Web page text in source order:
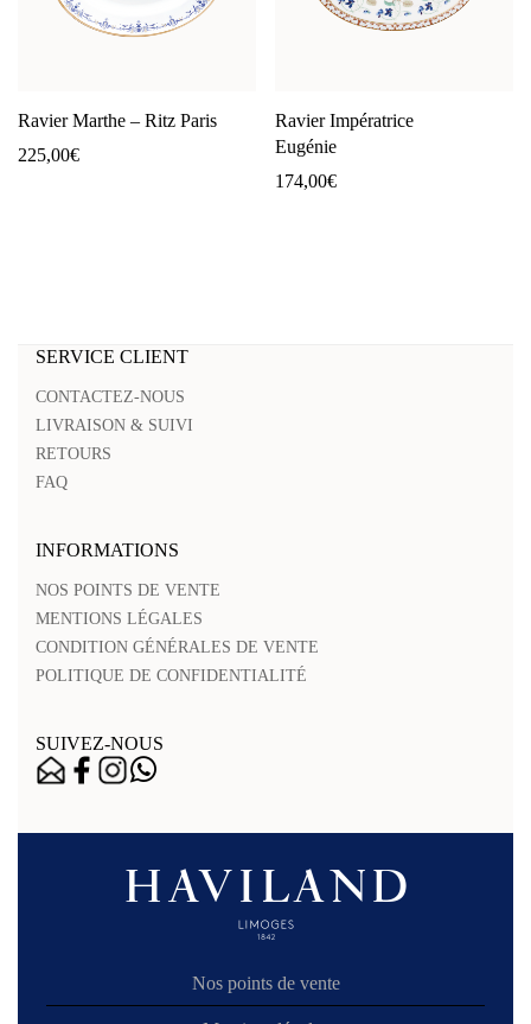
Ravier Marthe – Ritz Paris
225,00€
Ravier Impératrice
Eugénie
174,00€
SERVICE CLIENT
CONTACTEZ-NOUS
LIVRAISON & SUIVI
RETOURS
FAQ
INFORMATIONS
NOS POINTS DE VENTE
MENTIONS LÉGALES
CONDITION GÉNÉRALES DE VENTE
POLITIQUE DE CONFIDENTIALITÉ
SUIVEZ-NOUS
Nos points de vente